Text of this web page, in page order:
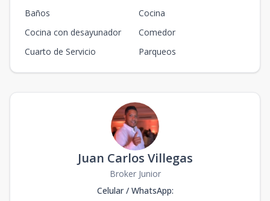
Baños
Cocina
Cocina con desayunador
Comedor
Cuarto de Servicio
Parqueos
Juan Carlos Villegas
Broker Junior
Celular / WhatsApp: